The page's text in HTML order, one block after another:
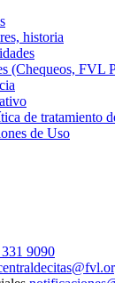
historia
(Chequeos, FVL
de tratamiento
de Uso
9090